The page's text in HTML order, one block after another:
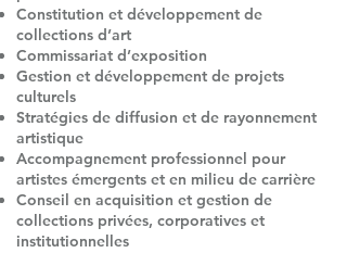
Constitution et développement de
collections d’art
Commissariat d’exposition
Gestion et développement de projets
culturels
Stratégies de diffusion et de rayonnement
artistique
Accompagnement professionnel pour
artistes émergents et en milieu de carrière
Conseil en acquisition et gestion de
collections privées, corporatives et
institutionnelles